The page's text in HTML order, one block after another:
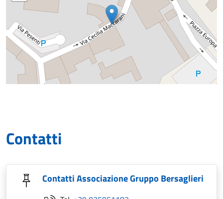
Contatti
Contatti Associazione Gruppo Bersaglieri